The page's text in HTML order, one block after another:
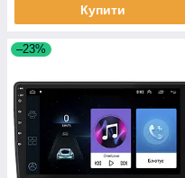
Купити
–23%